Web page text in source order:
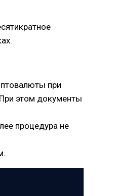
при
этом документы
процедура не